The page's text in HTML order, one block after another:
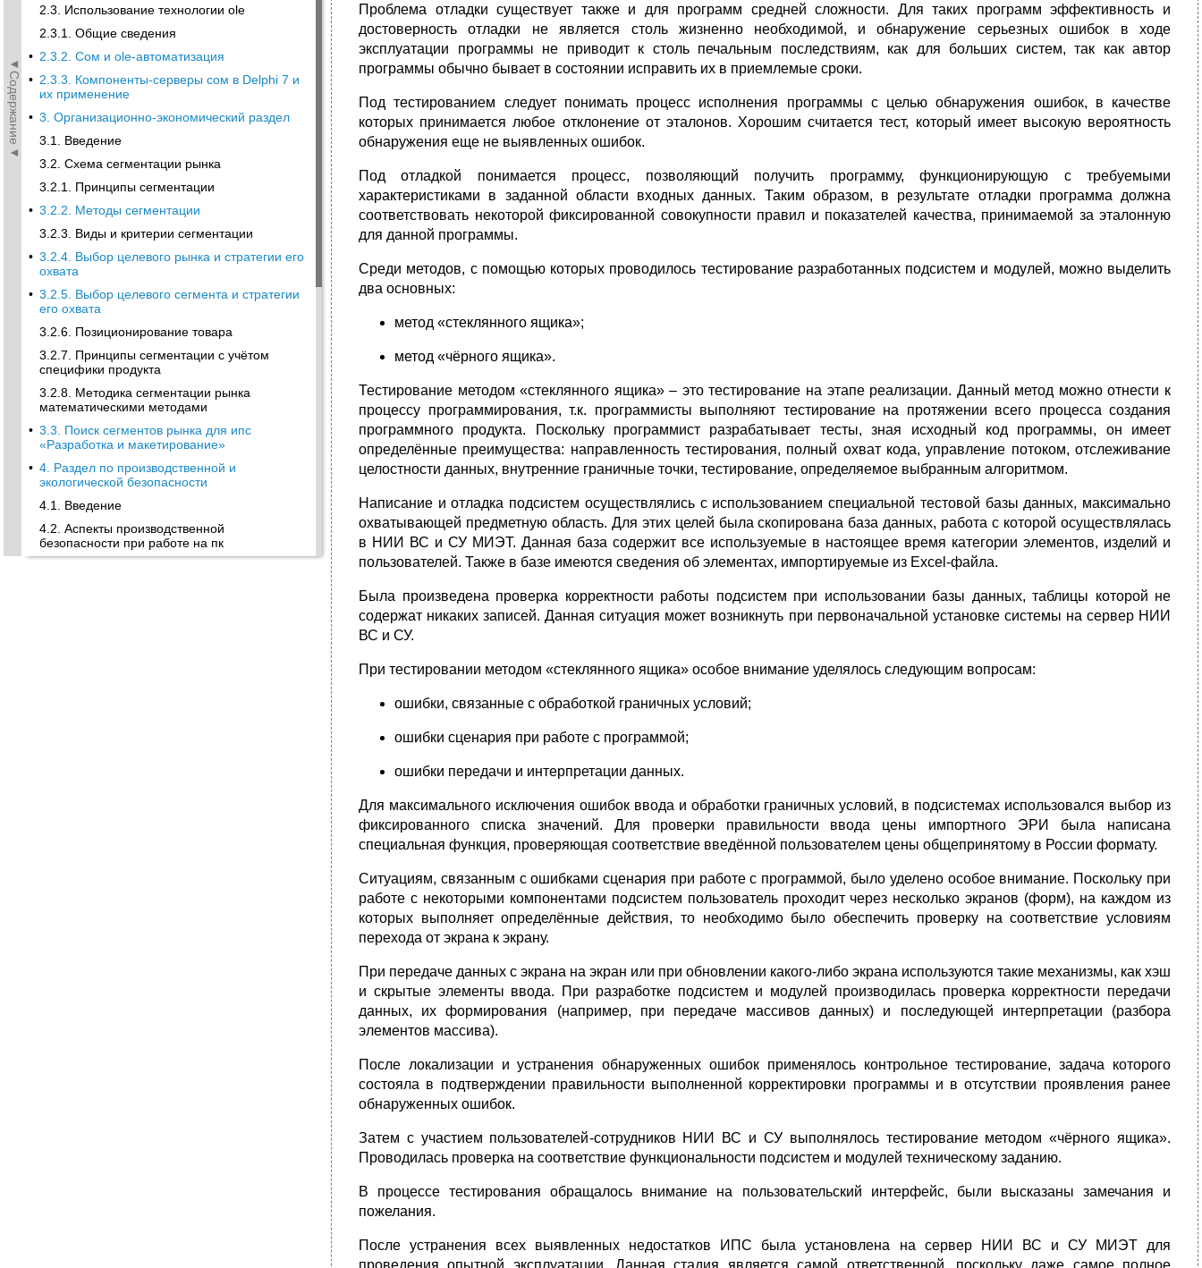
◄Содержание◄
2.3. Использование технологии ole
2.3.1. Общие сведения
• 2.3.2. Сом и ole-автоматизация
• 2.3.3. Компоненты-серверы сом в Delphi 7 и
их применение
• 3. Организационно-экономический раздел
3.1. Введение
3.2. Схема сегментации рынка
3.2.1. Принципы сегментации
• 3.2.2. Методы сегментации
3.2.3. Виды и критерии сегментации
• 3.2.4. Выбор целевого рынка и стратегии его
охвата
• 3.2.5. Выбор целевого сегмента и стратегии
его охвата
3.2.6. Позиционирование товара
3.2.7. Принципы сегментации с учётом
специфики продукта
3.2.8. Методика сегментации рынка
математическими методами
• 3.3. Поиск сегментов рынка для ипс
«Разработка и макетирование»
• 4. Раздел по производственной и
экологической безопасности
4.1. Введение
4.2. Аспекты производственной
безопасности при работе на пк
Проблема отладки существует также и для программ средней сложности. Для таких программ эффективность и
достоверность отладки не является столь жизненно необходимой, и обнаружение серьезных ошибок в ходе
эксплуатации программы не приводит к столь печальным последствиям, как для больших систем, так как автор
программы обычно бывает в состоянии исправить их в приемлемые сроки.
Под тестированием следует понимать процесс исполнения программы с целью обнаружения ошибок, в качестве
которых принимается любое отклонение от эталонов. Хорошим считается тест, который имеет высокую вероятность
обнаружения еще не выявленных ошибок.
Под отладкой понимается процесс, позволяющий получить программу, функционирующую с требуемыми
характеристиками в заданной области входных данных. Таким образом, в результате отладки программа должна
соответствовать некоторой фиксированной совокупности правил и показателей качества, принимаемой за эталонную
для данной программы.
Среди методов, с помощью которых проводилось тестирование разработанных подсистем и модулей, можно выделить
два основных:
метод «стеклянного ящика»;
метод «чёрного ящика».
Тестирование методом «стеклянного ящика» – это тестирование на этапе реализации. Данный метод можно отнести к
процессу программирования, т.к. программисты выполняют тестирование на протяжении всего процесса создания
программного продукта. Поскольку программист разрабатывает тесты, зная исходный код программы, он имеет
определённые преимущества: направленность тестирования, полный охват кода, управление потоком, отслеживание
целостности данных, внутренние граничные точки, тестирование, определяемое выбранным алгоритмом.
Написание и отладка подсистем осуществлялись с использованием специальной тестовой базы данных, максимально
охватывающей предметную область. Для этих целей была скопирована база данных, работа с которой осуществлялась
в НИИ ВС и СУ МИЭТ. Данная база содержит все используемые в настоящее время категории элементов, изделий и
пользователей. Также в базе имеются сведения об элементах, импортируемые из Excel-файла.
Была произведена проверка корректности работы подсистем при использовании базы данных, таблицы которой не
содержат никаких записей. Данная ситуация может возникнуть при первоначальной установке системы на сервер НИИ
ВС и СУ.
При тестировании методом «стеклянного ящика» особое внимание уделялось следующим вопросам:
ошибки, связанные с обработкой граничных условий;
ошибки сценария при работе с программой;
ошибки передачи и интерпретации данных.
Для максимального исключения ошибок ввода и обработки граничных условий, в подсистемах использовался выбор из
фиксированного списка значений. Для проверки правильности ввода цены импортного ЭРИ была написана
специальная функция, проверяющая соответствие введённой пользователем цены общепринятому в России формату.
Ситуациям, связанным с ошибками сценария при работе с программой, было уделено особое внимание. Поскольку при
работе с некоторыми компонентами подсистем пользователь проходит через несколько экранов (форм), на каждом из
которых выполняет определённые действия, то необходимо было обеспечить проверку на соответствие условиям
перехода от экрана к экрану.
При передаче данных с экрана на экран или при обновлении какого-либо экрана используются такие механизмы, как хэш
и скрытые элементы ввода. При разработке подсистем и модулей производилась проверка корректности передачи
данных, их формирования (например, при передаче массивов данных) и последующей интерпретации (разбора
элементов массива).
После локализации и устранения обнаруженных ошибок применялось контрольное тестирование, задача которого
состояла в подтверждении правильности выполненной корректировки программы и в отсутствии проявления ранее
обнаруженных ошибок.
Затем с участием пользователей-сотрудников НИИ ВС и СУ выполнялось тестирование методом «чёрного ящика».
Проводилась проверка на соответствие функциональности подсистем и модулей техническому заданию.
В процессе тестирования обращалось внимание на пользовательский интерфейс, были высказаны замечания и
пожелания.
После устранения всех выявленных недостатков ИПС была установлена на сервер НИИ ВС и СУ МИЭТ для
проведения опытной эксплуатации. Данная стадия является самой ответственной, поскольку даже самое полное